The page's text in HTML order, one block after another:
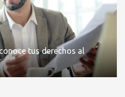
tus derechos al